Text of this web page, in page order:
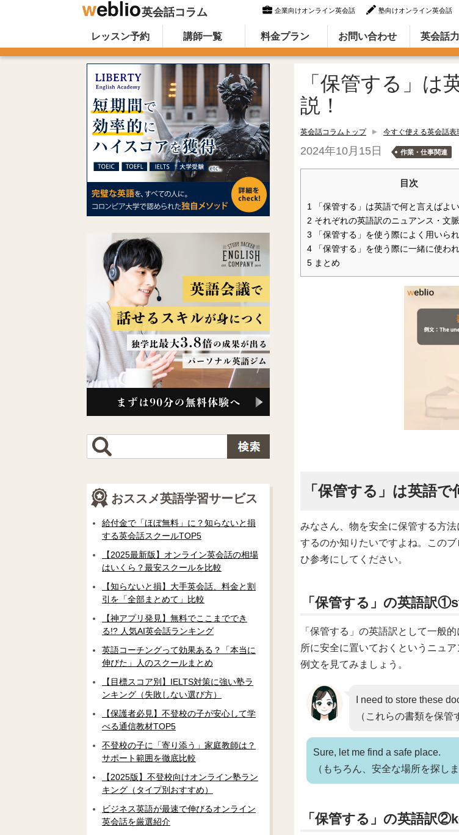
英会話コラム 企業向けオンライン英会話 塾向けオンライン英会話
オンライン英会話のWeblio英会話コラム（英語での言い方・英語表現）
Skip to content
レッスン予約 講師一覧 料金プラン お問い合わせ 英会話
「保管する」は
説！
英会話コラムトップ 今すぐ使える英会話表
2024年10月15日 作業・仕事関連
目次
1 「保管する」は英語で何と言えばよ
2 それぞれの英語訳のニュアンス・文
3 「保管する」を使う際によく用いら
4 「保管する」を使う際に一緒に使わ
5 まとめ
「保管する」は英語
みなさん、物を安全に保管する方
するのか知りたいですよね。この
ひ参考にしてください。
「保管する」の英語訳
「保管する」の英語訳として一般
所に安全に置いておくというニュ
例文を見てみましょう。
I need to store these
（これらの書類を保管
Sure, let me find a safe place.
（もちろん、安全な場所を探しま
「保管する」の英語訳
おススメ英語学習サービス
給付金で「ほぼ無料」に？知らないと損
する英会話スクールTOP5
【2025最新版】オンライン英会話の相場
はいくら？最安スクールを比較
【知らないと損】大手英会話、料金と割
引を「全部まとめて」比較
【神アプリ発見】無料でここまででき
る!? 人気AI英会話ランキング
英語コーチングって効果ある？「本当に
伸びた」人のスクールまとめ
【目標スコア別】IELTS対策に強い塾ラ
ンキング（失敗しない選び方）
【保護者必見】不登校の子が安心して学
べる通信教材TOP5
不登校の子に「寄り添う」家庭教師は？
サポート範囲を徹底比較
【2025版】不登校向けオンライン塾ラン
キング（タイプ別おすすめ）
ビジネス英語が最速で伸びるオンライン
英会話を厳選紹介